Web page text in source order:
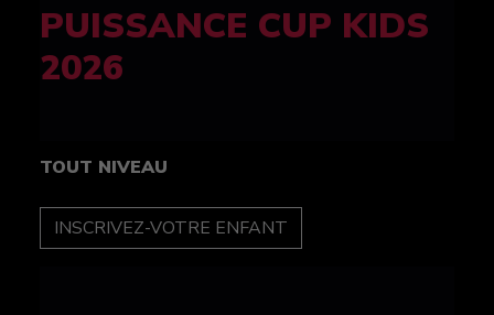
FELINE CUP 100%
féminine
TOUT NIVEAU
INSCRIPTION